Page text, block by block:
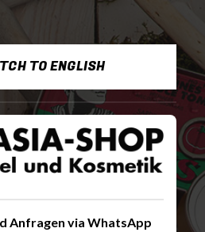
TO ENGLISH
Anfragen via WhatsApp